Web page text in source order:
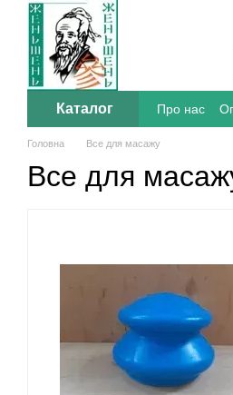
Перейти до основного контенту
Каталог Про нас
Відгуки
Головна Все для масажу
Все для